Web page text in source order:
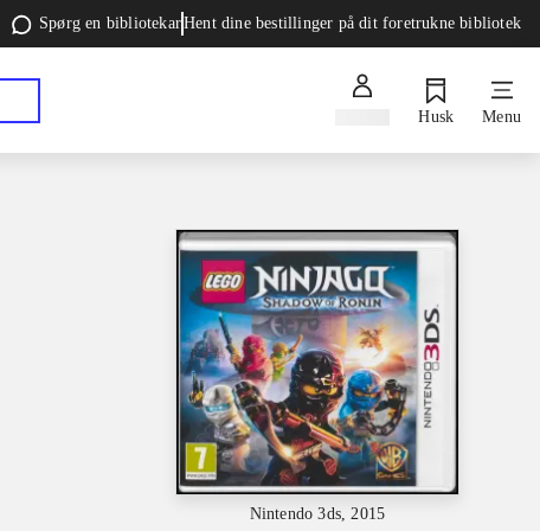
Spørg en bibliotekarHent dine bestillinger på dit foretrukne bibliotek
Husk Menu
Nintendo 3ds, 2015